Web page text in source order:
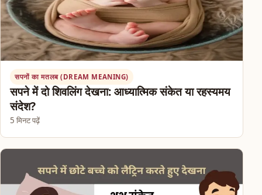
सपनों का मतलब (DREAM MEANING)
सपने में दो शिवलिंग देखना: आध्यात्मिक संकेत या रहस्यमय
संदेश?
5 मिनट पढ़ें